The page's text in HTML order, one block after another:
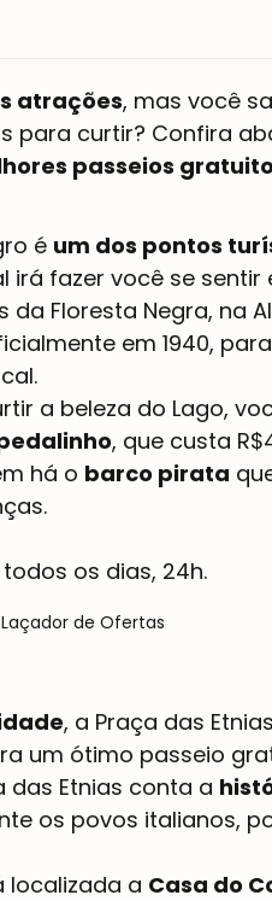
atrações, mas você
para curtir? Confira
passeios
é um dos pontos
irá fazer você se sentir
Floresta Negra, na
em 1940,
a beleza do Lago,
, que custa
há o barco pirata
os dias, 24h.
de Ofertas
, a Praça das
um ótimo passeio
das Etnias conta a
os povos italianos,
localizada a Casa do